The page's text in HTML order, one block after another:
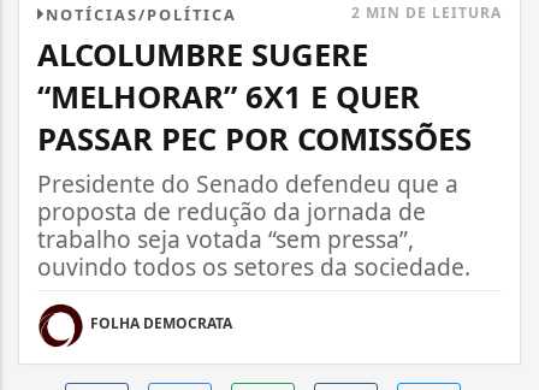
NOTÍCIAS/POLÍTICA 2 MIN DE LEITURA
ALCOLUMBRE SUGERE
“MELHORAR” 6X1 E QUER
PASSAR PEC POR COMISSÕES
Presidente do Senado defendeu que a
proposta de redução da jornada de
trabalho seja votada “sem pressa”,
ouvindo todos os setores da sociedade.
FOLHA DEMOCRATA